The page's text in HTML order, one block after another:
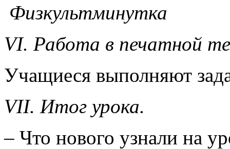
Физкультминутка
VI. Работа в печатной
Учащиеся выполняют
VII. Итог урока.
– Что нового узнали на